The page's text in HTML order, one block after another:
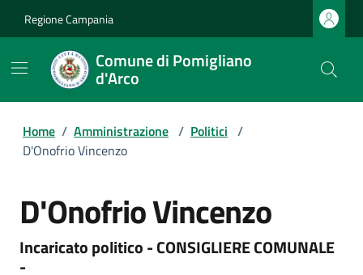
Regione Campania
Comune di Pomigliano
d'Arco
Home / Amministrazione / Politici /
D'Onofrio Vincenzo
D'Onofrio Vincenzo
Incaricato politico - CONSIGLIERE COMUNALE
-